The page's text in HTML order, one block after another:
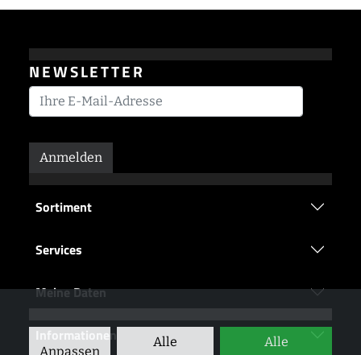
NEWSLETTER
Anmelden
Sortiment
Services
Meine Daten
Informationen
Anpassen
Alle
Alle